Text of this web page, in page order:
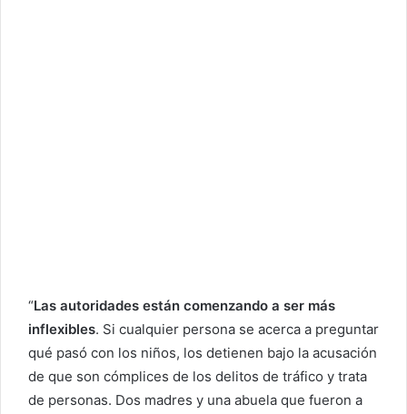
“Las autoridades están comenzando a ser más
inflexibles. Si cualquier persona se acerca a preguntar
qué pasó con los niños, los detienen bajo la acusación
de que son cómplices de los delitos de tráfico y trata
de personas. Dos madres y una abuela que fueron a